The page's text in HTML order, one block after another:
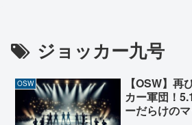
ジョッカー九号
OSW
【OSW】再
カー軍団！
ーだらけの